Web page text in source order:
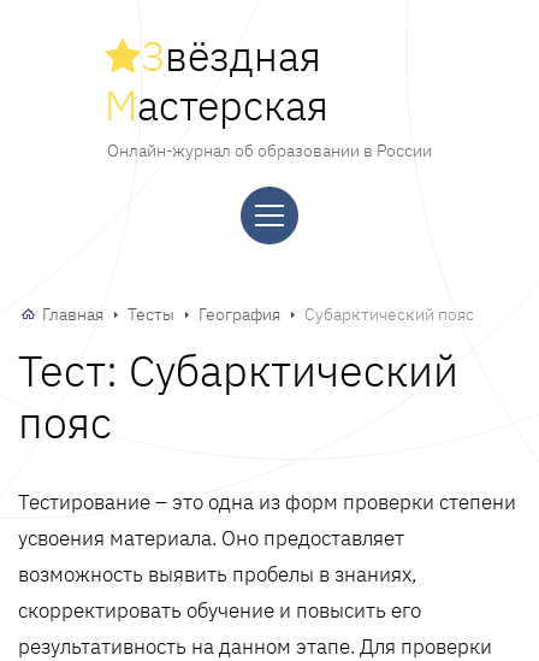
Звёздная
Мастерская
Онлайн-журнал об образовании в России
Главная Тесты География Субарктический пояс
Тест: Субарктический
пояс
Тестирование – это одна из форм проверки степени
усвоения материала. Оно предоставляет
возможность выявить пробелы в знаниях,
скорректировать обучение и повысить его
результативность на данном этапе. Для проверки